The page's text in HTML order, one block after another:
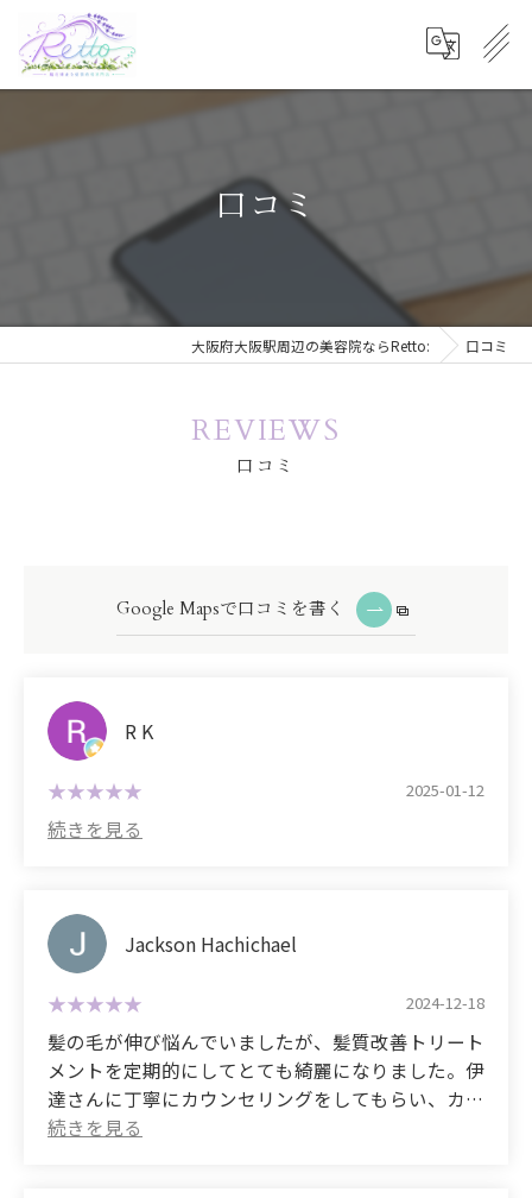
口コミ
大阪府大阪駅周辺の美容院ならRetto: 口コミ
REVIEWS
口コミ
Google Mapsで口コミを書く
R K
2025-01-12
Jackson Hachichael
2024-12-18
髪の毛が伸び悩んでいましたが、髪質改善トリート
メントを定期的にしてとても綺麗になりました。伊
達さんに丁寧にカウンセリングをしてもらい、カラ
ーも綺麗に仕上げてくれました♪ぜひまたお願いし